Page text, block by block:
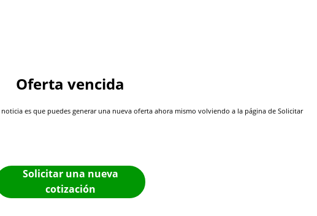
Oferta vencida
es que puedes generar una nueva oferta ahora mismo volviendo a la página de Solicitar
Solicitar una nueva
cotización